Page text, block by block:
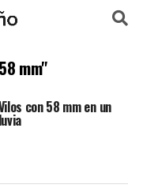
mm"
con 58 mm en un